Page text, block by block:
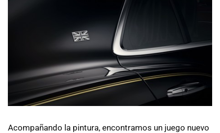
Acompañando la pintura, encontramos un juego nuevo